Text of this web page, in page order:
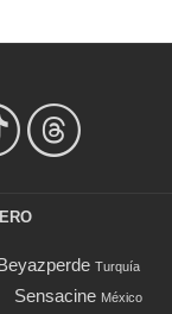
Turquía
Sensacine México